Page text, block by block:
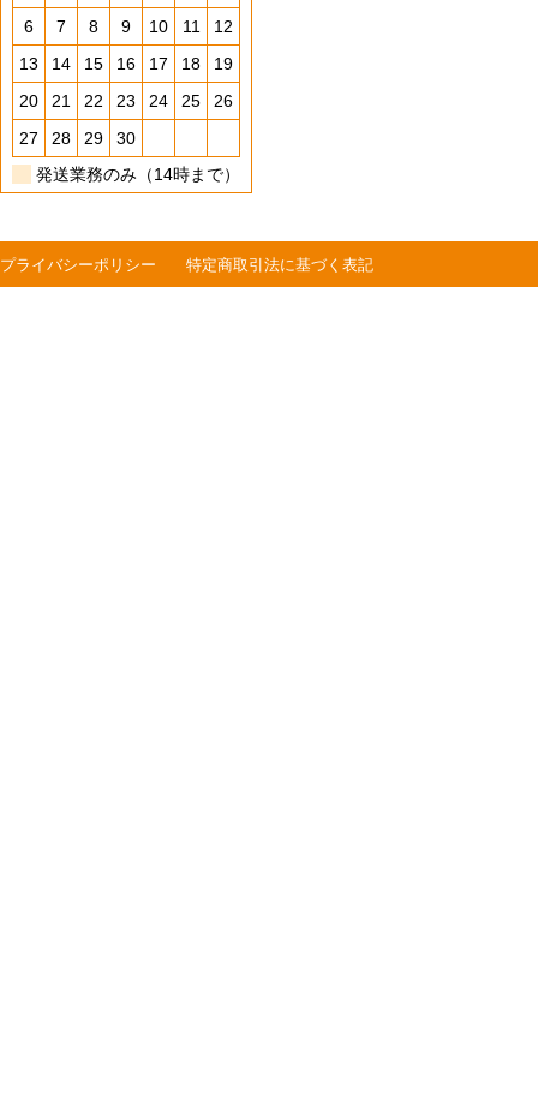
6
7 8 9 10 11
12
13
14 15 16 17 18
19
20
21 22 23 24 25
26
27
28 29
30
発送業務のみ（14時まで）
プライバシーポリシー 特定商取引法に基づく表記